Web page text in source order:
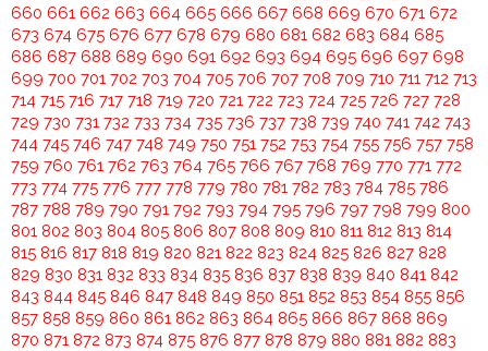
660 661 662 663 664 665 666 667 668 669 670 671 672
673 674 675 676 677 678 679 680 681 682 683 684 685
686 687 688 689 690 691 692 693 694 695 696 697 698
699 700 701 702 703 704 705 706 707 708 709 710 711 712 713
714 715 716 717 718 719 720 721 722 723 724 725 726 727 728
729 730 731 732 733 734 735 736 737 738 739 740 741 742 743
744 745 746 747 748 749 750 751 752 753 754 755 756 757 758
759 760 761 762 763 764 765 766 767 768 769 770 771 772
773 774 775 776 777 778 779 780 781 782 783 784 785 786
787 788 789 790 791 792 793 794 795 796 797 798 799 800
801 802 803 804 805 806 807 808 809 810 811 812 813 814
815 816 817 818 819 820 821 822 823 824 825 826 827 828
829 830 831 832 833 834 835 836 837 838 839 840 841 842
843 844 845 846 847 848 849 850 851 852 853 854 855 856
857 858 859 860 861 862 863 864 865 866 867 868 869
870 871 872 873 874 875 876 877 878 879 880 881 882 883